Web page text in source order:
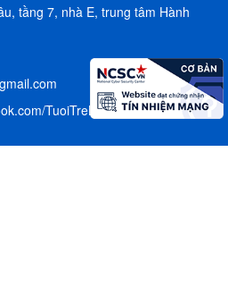
tầng 7, nhà E, trung tâm Hành
TuoiTreLaiChau